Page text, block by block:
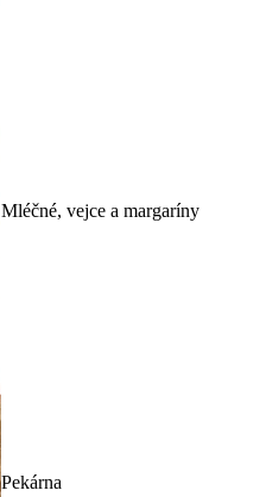
Mléčné, vejce a margaríny
Pekárna